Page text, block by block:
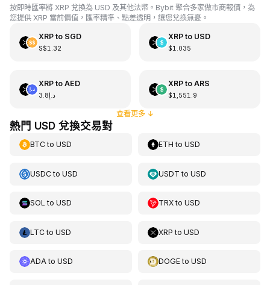
按即時匯率將 XRP 兌換為 USD 及其他法幣。Bybit 聚合多家做市商報價，為
您提供 XRP 當前價值，匯率精準、點差透明，讓您兌換無憂。
XRPto SGD
S$1.32
XRPto USD
$1.035
XRPto AED
د.إ3.8
XRPto ARS
$1,551.9
查看更多↓
熱門 USD 兌換交易對
BTCto USD ETH toUSD
USDCto USD USDT toUSD
SOL to USD TRXtoUSD
LTCto USD XRP toUSD
ADAto USD DOGEtoUSD